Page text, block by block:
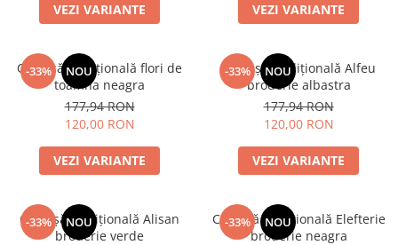
VEZI VARIANTE VEZI VARIANTE
-33% NOU
Cămașă tradițională flori de
toamna neagra
177,94 RON
120,00 RON
VEZI VARIANTE
-33% NOU
Cămașă tradițională Alfeu
broderie albastra
177,94 RON
120,00 RON
VEZI VARIANTE
-33% NOU
Cămașă tradițională Alisan
broderie verde
-33% NOU
Cămașă tradițională Elefterie
broderie neagra